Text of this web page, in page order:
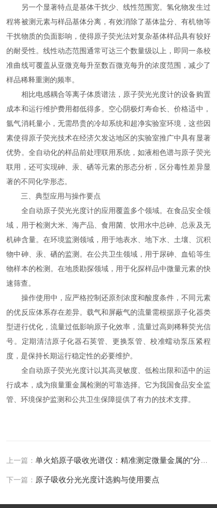
另一个显著特点是基体干扰少、线性范围宽。氢化物发生过
程将被测元素与样品基体分离，有效消除了基体盐分、有机物等
干扰物质的负面影响，使得原子荧光法对复杂基体样品具有较好
的耐受性。线性动态范围通常可达三个数量级以上，即同一条校
准曲线可覆盖从亚微克每升至数百微克每升的浓度范围，减少了
样品稀释重测的频率。
相比电感耦合等离子体质谱法，原子荧光光度计的设备购置
成本和运行维护费用都低得多。空心阴极灯寿命长、价格适中，
氩气消耗量小，无需昂贵的冷却系统和超净实验室环境，这些因
素使得原子荧光技术在经济欠发达地区的实验室推广中具有显著
优势。全自动化的样品前处理联用系统，如液相色谱与原子荧光
联用，还可实现砷、汞、硒等元素的形态分析，区分毒性差异显
著的不同化学形态。
三、典型应用与操作要点
全自动原子荧光光度计的应用覆盖多个领域。在食品安全领
域，用于检测大米、海产品、食用菌、饮用水中总砷、总汞及无
机砷含量。在环境监测领域，用于地表水、地下水、土壤、沉积
物中砷、汞、硒的监测。在公共卫生领域，用于尿砷、血铅等生
物样本的检测。在地质勘探领域，用于化探样品中微量元素的快
速筛查。
操作使用中，应严格控制还原剂浓度和酸度条件，不同元素
的优反应体系存在差异。载气和屏蔽气的流量需根据原子化器类
型进行优化，流量过低影响原子化效率，流量过高则稀释荧光信
号。定期清洁原子化器石英管、更换泵管、校准蠕动泵压紧程
度，是保持长期运行稳定性的必要维护。
全自动原子荧光光度计以其高灵敏度、低检出限和适中的运
行成本，成为痕量重金属检测的可靠选择。它为我国食品安全监
管、环境保护监测和公共卫生保障提供了有力的技术支撑。
上一篇：单火焰原子吸收光谱仪：精准测定微量金属的“分析利器”
下一篇： 原子吸收分光光度计选购与使用要点